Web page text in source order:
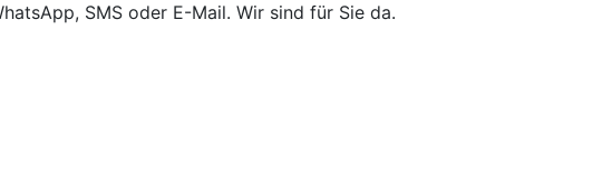
SMS oder E-Mail. Wir sind für Sie da.